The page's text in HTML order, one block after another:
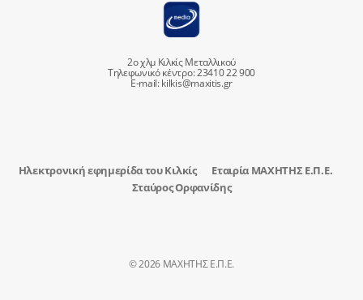
2ο χλμ Κιλκίς Μεταλλικού
Τηλεφωνικό κέντρο: 23410 22 900
E-mail:kilkis@maxitis.gr
Ηλεκτρονική εφημερίδα του Κιλκίς
Εταιρία ΜΑΧΗΤΗΣ Ε.Π.Ε.
Σταύρος Ορφανίδης
© 2026 ΜΑΧΗΤΗΣ Ε.Π.Ε.